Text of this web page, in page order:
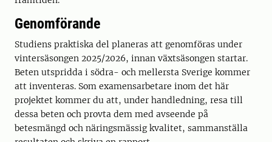
Genomförande
Studiens praktiska del planeras att genomföras under
vintersäsongen 2025/2026, innan växtsäsongen startar.
Beten utspridda i södra- och mellersta Sverige kommer
att inventeras. Som examensarbetare inom det här
projektet kommer du att, under handledning, resa till
dessa beten och provta dem med avseende på
betesmängd och näringsmässig kvalitet, sammanställa